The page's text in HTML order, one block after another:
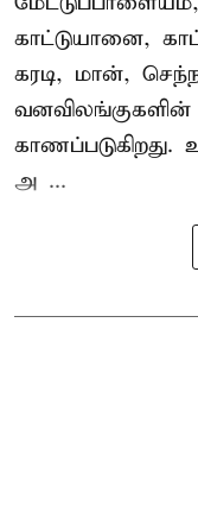
காட்டுயானை,
கரடி, மான்,
வனவிலங்குகளின்
அ ...